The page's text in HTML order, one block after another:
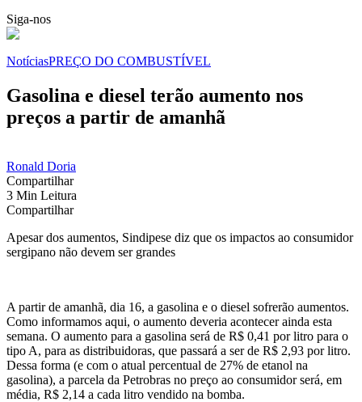
Siga-nos
NotíciasPREÇO DO COMBUSTÍVEL
Gasolina e diesel terão aumento nos
preços a partir de amanhã
Ronald Doria
Compartilhar
3 Min Leitura
Compartilhar
Apesar dos aumentos, Sindipese diz que os impactos ao consumidor
sergipano não devem ser grandes
A partir de amanhã, dia 16, a gasolina e o diesel sofrerão aumentos.
Como informamos aqui, o aumento deveria acontecer ainda esta
semana. O aumento para a gasolina será de R$ 0,41 por litro para o
tipo A, para as distribuidoras, que passará a ser de R$ 2,93 por litro.
Dessa forma (e com o atual percentual de 27% de etanol na
gasolina), a parcela da Petrobras no preço ao consumidor será, em
média, R$ 2,14 a cada litro vendido na bomba.